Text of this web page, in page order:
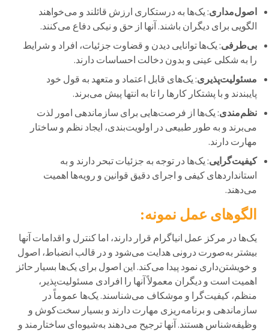
اصول‌مداری: یک‌ها به درستکاری ارزش قائلند و می‌خواهند
الگویی برای دیگران باشند. آنها از حق و نیکی دفاع می‌کنند.
بی‌طرفی: یک‌ها توانایی دیدن و قضاوت جزئیات، افراد و شرایط
را به شکلی عینی و بدون دخالت احساسات دارند.
مسئولیت‌پذیری: یک‌های قابل اعتماد و متعهد به قول خود
پایبندند و با پشتکار کارها را تا به انتها پیش می‌برند.
نظم‌مندی: یک‌ها از فرصت‌هایی برای سازماندهی امور لذت
می‌برند و به طور طبیعی در اولویت‌بندی، ایجاد نظم و ساختار
مهارت دارند.
کیفیت‌گرایی: یک‌ها در توجه به جزئیات تبحر دارند و به
استانداردهای کیفی و اجرای دقیق قوانین و رویه‌ها اهمیت
می‌دهند.
الگوهای عمل نمونه:
یک‌ها در مرکز عمل انیاگرام قرار دارند، اما کنترل و اقدامات آنها
بیشتر به‌صورت درونی هدایت می‌شود و در قالب انضباط، اصول
و خویشتن‌داری نمود پیدا می‌کند. این اصول برای یک‌ها بسیار حائز
اهمیت است و دیگران معمولاً آنها را افرادی مسئولیت‌پذیر،
منظم، کیفیت‌گرا و موشکاف می‌شناسند. یک‌ها عموماً در
سازماندهی و برنامه‌ریزی مهارت دارند و بسیار سخت‌کوش و
وظیفه‌شناس هستند. آنها ترجیح می‌دهند به‌شیوه‌ای ساختارمند و